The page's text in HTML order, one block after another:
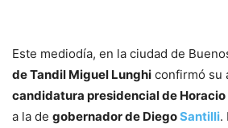
Este mediodía, en la ciudad de
de Tandil Miguel Lunghi confirmó su
candidatura presidencial de
a la de gobernador de DiegoSantilli.